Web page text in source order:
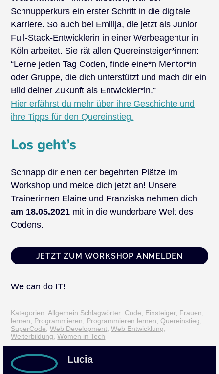
Schnupperkurs ein erster Schritt in die digitale
Karriere. So auch bei Emilija, die jetzt als Junior
Full-Stack-Entwicklerin in einer Werbeagentur in
Köln arbeitet. Sie rät allen Quereinsteiger*innen:
“Lerne jeden Tag Coden, finde eine*n Mentor*in
oder Gruppe, die dich unterstützt und mach dir ein
Bild deiner Zukunft als Entwickler*in.“
Hier erfährst du mehr über ihre Geschichte und
ihre Tipps für den Quereinstieg.
Los geht’s
Schnapp dir einen der begehrten Plätze im
Workshop und melde dich jetzt an! Unsere
Trainerinnen Elaine und Franziska nehmen dich
am 18.05.2021 mit in die wunderbare Welt des
Codens.
JETZT ZUM WORKSHOP ANMELDEN
We can do IT!
Kategorien: Allgemein Schlagwörter: Code, Einsteiger, Frauen,
lernen, Programmieren, Programmieren lernen, Quereinstieg,
SuperCode,Web Development,Web Entwicklung,
Weiterbildung,Women in Tech
Lucia